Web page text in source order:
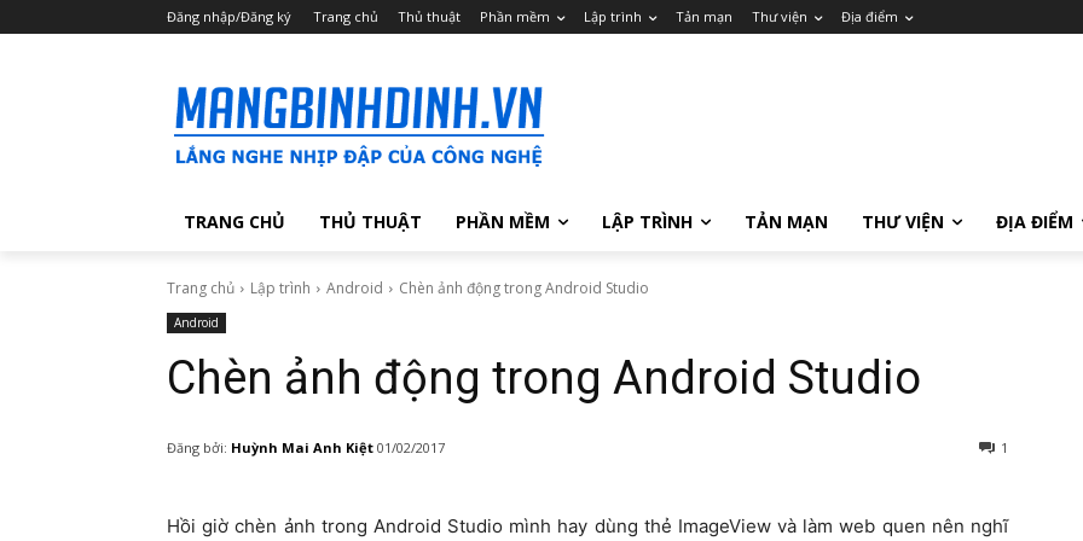
Đăng nhập/Đăng ký Trang chủ Thủ thuật Phần mềm Lập trình Tản mạn Thư viện Địa điểm
TRANG CHỦ THỦ THUẬT PHẦN MỀM LẬP TRÌNH TẢN MẠN THƯ VIỆN ĐỊA ĐIỂM
Trang chủ Lập trình Android Chèn ảnh động trong Android Studio
Android
Chèn ảnh động trong Android Studio
Đăng bởi: Huỳnh Mai Anh Kiệt 01/02/2017 1
Hồi giờ chèn ảnh trong Android Studio mình hay dùng thẻ ImageView và làm web quen nên nghĩ